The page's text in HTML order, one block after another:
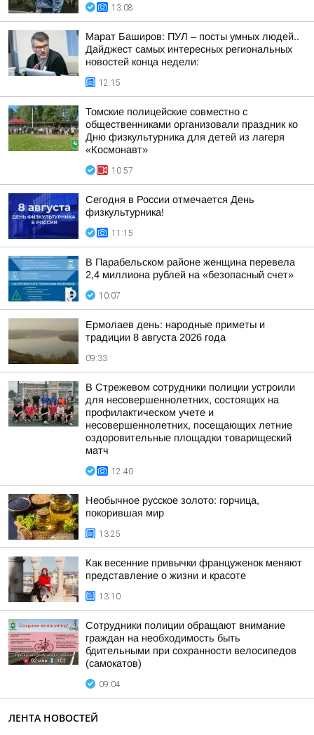
13:08
Марат Баширов: ПУЛ – посты умных людей..
Дайджест самых интересных региональных
новостей конца недели:
12:15
Томские полицейские совместно с
общественниками организовали праздник ко
Дню физкультурника для детей из лагеря
«Космонавт»
10:57
Сегодня в России отмечается День
физкультурника!
11:15
В Парабельском районе женщина перевела
2,4 миллиона рублей на «безопасный счет»
10:07
Ермолаев день: народные приметы и
традиции 8 августа 2026 года
09:33
В Стрежевом сотрудники полиции устроили
для несовершеннолетних, состоящих на
профилактическом учете и
несовершеннолетних, посещающих летние
оздоровительные площадки товарищеский
матч
12:40
Необычное русское золото: горчица,
покорившая мир
13:25
Как весенние привычки француженок меняют
представление о жизни и красоте
13:10
Сотрудники полиции обращают внимание
граждан на необходимость быть
бдительными при сохранности велосипедов
(самокатов)
09:04
ЛЕНТА НОВОСТЕЙ